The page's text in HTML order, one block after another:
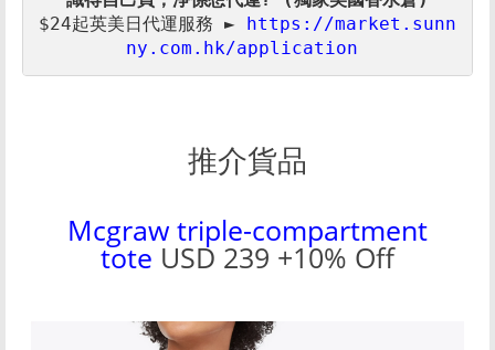
$24起英美日代運服務 ► https://market.sunn
ny.com.hk/application
推介貨品
Mcgraw triple-compartment
tote USD 239 +10% Off